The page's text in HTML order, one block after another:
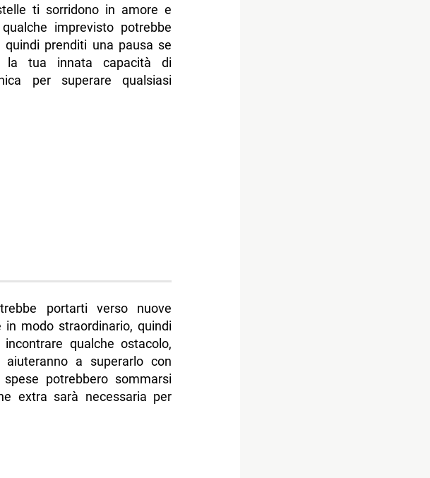
ti sorridono in amore e
imprevisto potrebbe
quindi prenditi una pausa se
la tua innata capacità di
per superare qualsiasi
portarti verso nuove
modo straordinario, quindi
qualche ostacolo,
a superarlo con
potrebbero sommarsi
extra sarà necessaria per